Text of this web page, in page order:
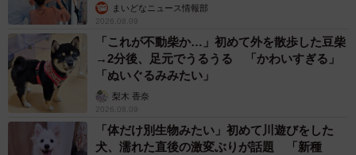
い20分くらいで諦める子が多かったですね。どんなにゆっ
くり回しても20分くらいで回っちゃうんですよね。また
200円入れるガチャもあったのですが「そっちでは無料ガチ
ャはできないらしい」という派生の噂も広まっていまし
た。
ー作品について、X（旧Twitter）で「私の中でも一番、人に
まいどなニュース情報部
2026.08.09
「これが不動柴か…」初めて外を散歩した豆柴
→2分後、足元でうるうる 「かわいすぎる」
「ぬいぐるみみたい」
梨木 香奈
2026.08.09
「体だけ別生物みたい」初めて川遊びをした
犬、濡れた直後の激変ぶりが話題 「新種